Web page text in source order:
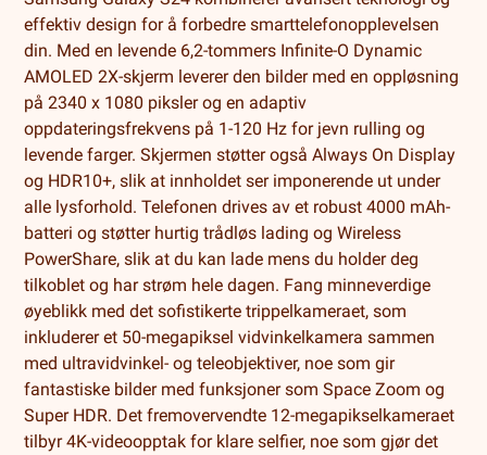
effektiv design for å forbedre smarttelefonopplevelsen
din. Med en levende 6,2-tommers Infinite-O Dynamic
AMOLED 2X-skjerm leverer den bilder med en oppløsning
på 2340 x 1080 piksler og en adaptiv
oppdateringsfrekvens på 1-120 Hz for jevn rulling og
levende farger. Skjermen støtter også Always On Display
og HDR10+, slik at innholdet ser imponerende ut under
alle lysforhold. Telefonen drives av et robust 4000 mAh-
batteri og støtter hurtig trådløs lading og Wireless
PowerShare, slik at du kan lade mens du holder deg
tilkoblet og har strøm hele dagen. Fang minneverdige
øyeblikk med det sofistikerte trippelkameraet, som
inkluderer et 50-megapiksel vidvinkelkamera sammen
med ultravidvinkel- og teleobjektiver, noe som gir
fantastiske bilder med funksjoner som Space Zoom og
Super HDR. Det fremovervendte 12-megapikselkameraet
tilbyr 4K-videoopptak for klare selfier, noe som gjør det